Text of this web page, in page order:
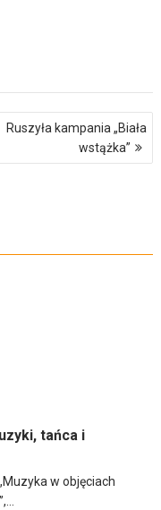
Ruszyła kampania „Biała
wstążka”
tańca i
w objęciach